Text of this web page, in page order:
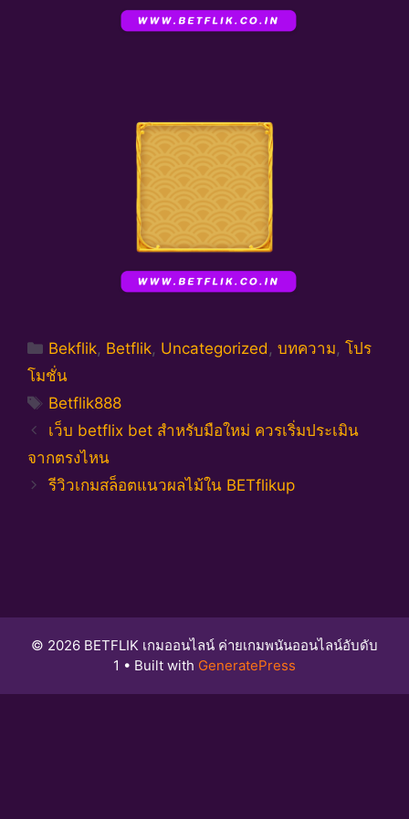
Categories
Bekflik, Betflik, Uncategorized ,บทความ,โปร
โมชั่น
Tags
Betflik888
เว็บ betflix bet สำหรับมือใหม่ ควรเริ่มประเมิน
จากตรงไหน
รีวิวเกมสล็อตแนวผลไม้ใน BETflikup
© 2026 BETFLIK เกมออนไลน์ ค่ายเกมพนันออนไลน์อับดับ
1 • Built with GeneratePress